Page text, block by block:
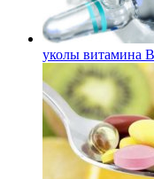
уколы витамина